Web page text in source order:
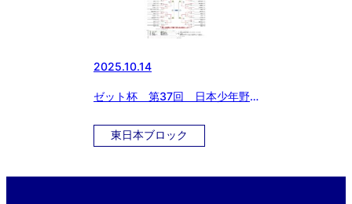
2025.10.14
ゼット杯 第37回 日本少年野
目 試合結果
東日本ブロック